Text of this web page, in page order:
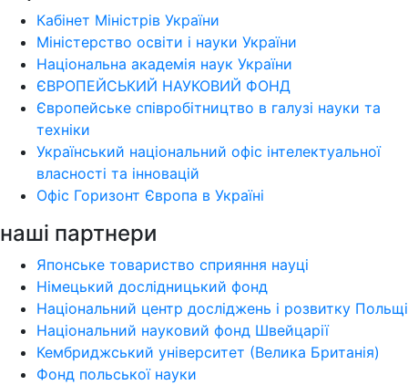
Кабінет Міністрів України
Міністерство освіти і науки України
Національна академія наук України
ЄВРОПЕЙСЬКИЙ НАУКОВИЙ ФОНД
Європейське співробітництво в галузі науки та
техніки
Український національний офіс інтелектуальної
власності та інновацій
Офіс Горизонт Європа в Україні
наші партнери
Японське товариство сприяння науці
Німецький дослідницький фонд
Національний центр досліджень і розвитку Польщі
Національний науковий фонд Швейцарії
Кембриджський університет (Велика Британія)
Фонд польської науки